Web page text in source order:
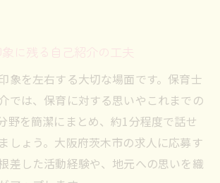
の利用に必要な準備と手順を解説
に残る自己紹介の工夫
象を左右する大切な場面です。保育士
では、保育に対する思いやこれまでの
野を簡潔にまとめ、約1分程度で話せ
しょう。大阪府茨木市の求人に応募す
差した活動経験や、地元への思いを織